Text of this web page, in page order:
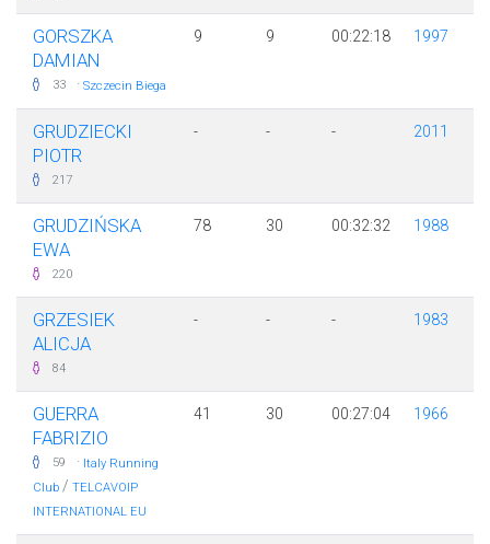
GORSZKA
DAMIAN
33 · Szczecin Biega
9 9 00:22:18 1997
GRUDZIECKI
PIOTR
217
- - - 2011
GRUDZIŃSKA
EWA
220
78 30 00:32:32 1988
GRZESIEK
ALICJA
84
- - - 1983
GUERRA
FABRIZIO
59 · Italy Running
Club / TELCAVOIP
INTERNATIONAL EU
41 30 00:27:04 1966